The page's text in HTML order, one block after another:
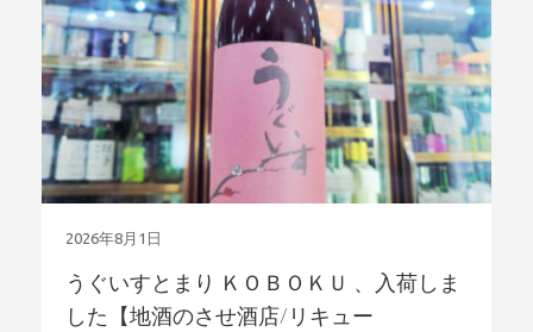
2026年8月1日
うぐいすとまり ＫＯＢＯＫＵ 、入荷しま
した【地酒のさせ酒店/リキュー